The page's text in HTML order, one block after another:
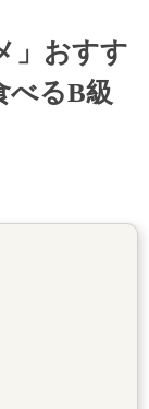
」おすす
べるB級